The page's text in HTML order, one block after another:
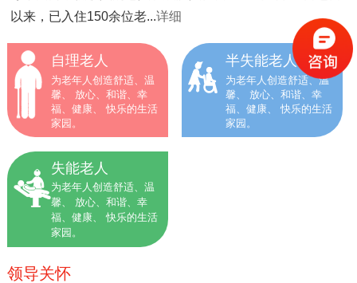
以来，已入住150余位老...详细
自理老人
为老年人创造舒适、温
馨、 放心、和谐、幸
福、健康、 快乐的生活
家园。
半失能老人
为老年人创造舒适、温
馨、 放心、和谐、幸
福、健康、 快乐的生活
家园。
失能老人
为老年人创造舒适、温
馨、 放心、和谐、幸
福、健康、 快乐的生活
家园。
领导关怀